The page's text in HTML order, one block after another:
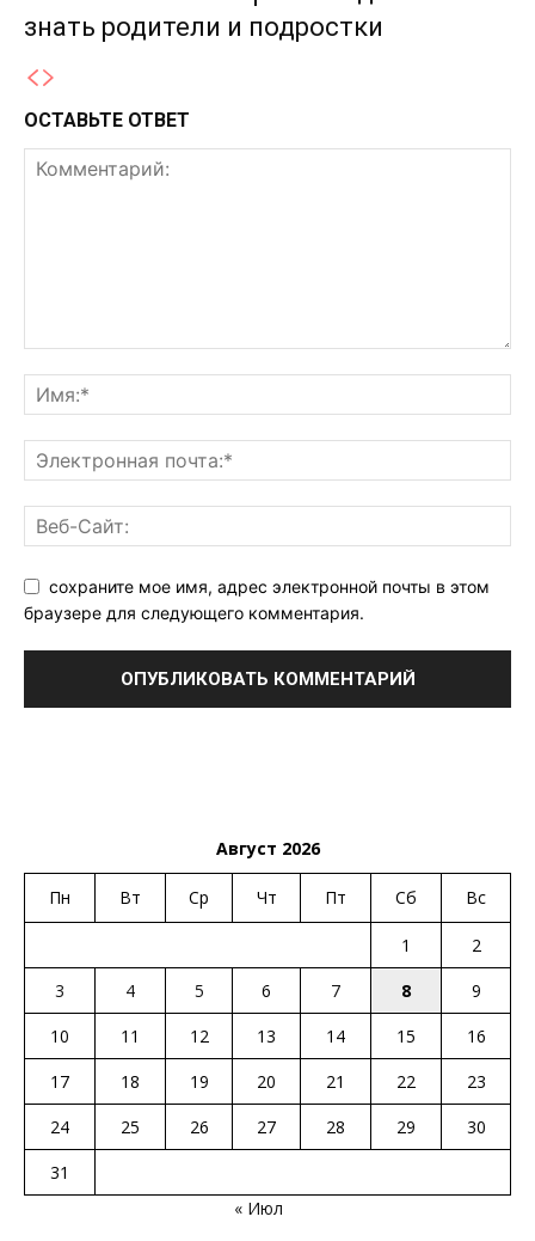
знать родители и подростки
ОСТАВЬТЕ ОТВЕТ
сохраните мое имя, адрес электронной почты в этом
браузере для следующего комментария.
Август 2026
Пн Вт Ср Чт Пт Сб Вс
1
2
3
4 5 6 7 8
9
10
11 12 13 14 15
16
17
18 19 20 21 22
23
24
25 26 27 28 29
30
31
« Июл